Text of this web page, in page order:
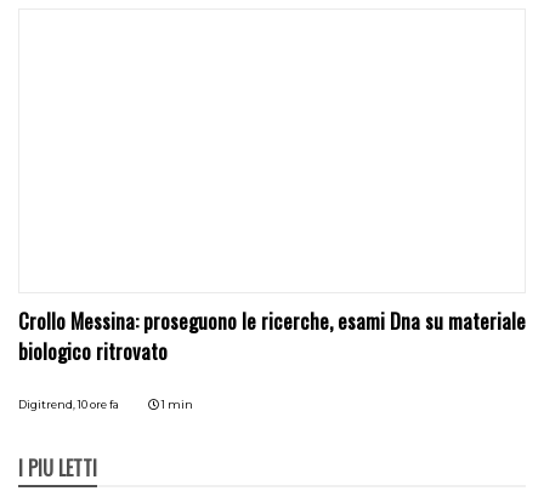
Crollo Messina: proseguono le ricerche, esami Dna su materiale
biologico ritrovato
Digitrend,10 ore fa 1 min
I PIÙ LETTI